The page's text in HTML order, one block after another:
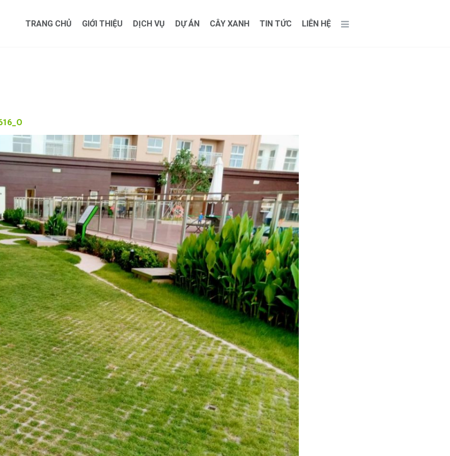
TRANG CHỦ GIỚI THIỆU DỊCH VỤ DỰ ÁN CÂY XANH TIN TỨC LIÊN HỆ